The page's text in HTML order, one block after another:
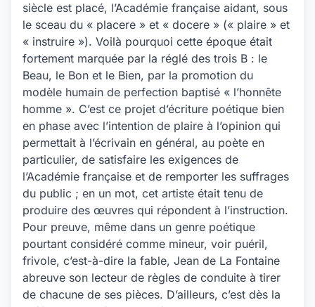
siècle est placé, l’Académie française aidant, sous
le sceau du « placere » et « docere » (« plaire » et
« instruire »). Voilà pourquoi cette époque était
fortement marquée par la réglé des trois B : le
Beau, le Bon et le Bien, par la promotion du
modèle humain de perfection baptisé « l’honnête
homme ». C’est ce projet d’écriture poétique bien
en phase avec l’intention de plaire à l’opinion qui
permettait à l’écrivain en général, au poète en
particulier, de satisfaire les exigences de
l’Académie française et de remporter les suffrages
du public ; en un mot, cet artiste était tenu de
produire des œuvres qui répondent à l’instruction.
Pour preuve, même dans un genre poétique
pourtant considéré comme mineur, voir puéril,
frivole, c’est-à-dire la fable, Jean de La Fontaine
abreuve son lecteur de règles de conduite à tirer
de chacune de ses pièces. D’ailleurs, c’est dès la